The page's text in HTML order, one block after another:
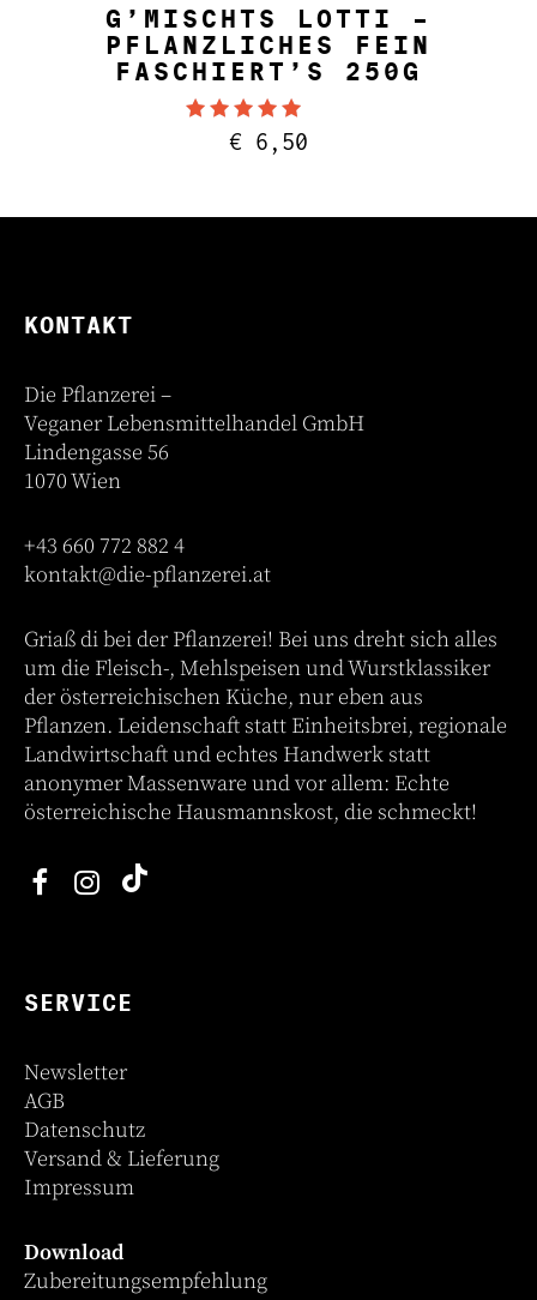
G’MISCHTS LOTTI –
PFLANZLICHES FEIN
FASCHIERT’S 250G
Bewertet mit
5.00
€ 6,50
KONTAKT
Die Pflanzerei –
Veganer Lebensmittelhandel GmbH
Lindengasse 56
1070 Wien
+43 660 772 882 4
kontakt@die-pflanzerei.at
Griaß di bei der Pflanzerei! Bei uns dreht sich alles
um die Fleisch-, Mehlspeisen und Wurstklassiker
der österreichischen Küche, nur eben aus
Pflanzen. Leidenschaft statt Einheitsbrei, regionale
Landwirtschaft und echtes Handwerk statt
anonymer Massenware und vor allem: Echte
österreichische Hausmannskost, die schmeckt!
SERVICE
Newsletter
AGB
Datenschutz
Versand & Lieferung
Impressum
Download
Zubereitungsempfehlung